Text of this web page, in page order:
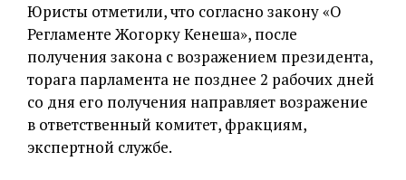
Юристы отметили, что согласно закону «О
Регламенте Жогорку Кенеша», после
получения закона с возражением президента,
торага парламента не позднее 2 рабочих дней
со дня его получения направляет возражение
в ответственный комитет, фракциям,
экспертной службе.